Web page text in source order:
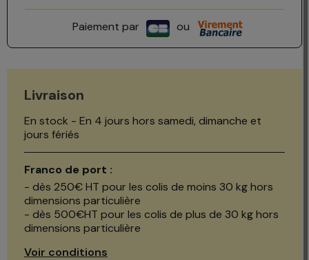
Paiement par ou
Livraison
En stock - En 4 jours hors samedi, dimanche et
jours fériés
Franco de port :
- dès 250€ HT pour les colis de moins 30 kg hors
dimensions particulière
- dès 500€HT pour les colis de plus de 30 kg hors
dimensions particulière
Voir conditions